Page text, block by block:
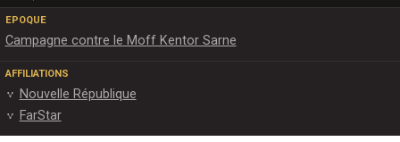
EPOQUE
Campagne contre le Moff Kentor Sarne
AFFILIATIONS
Nouvelle République
FarStar